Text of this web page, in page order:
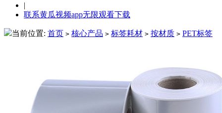
|
联系黄瓜视频app无限观看下载
当前位置: 首页 > 核心产品 > 标签耗材 > 按材质 > PET标签